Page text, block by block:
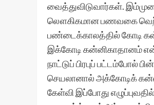
வைத்துவிடுவார்கள்.
லௌகிகமான பணவகை
பண்டைக்காலத்தில் கோடி
இக்கோடி கன்னிகாதானம்
நாட்டுப் பிரபுப் பட்டம்போல்
செயலானால் அக்கோடிக்
கேள்வி இப்போது